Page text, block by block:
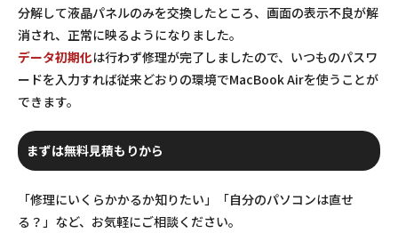
分解して液晶パネルのみを交換したところ、画面の表示不良が解
消され、正常に映るようになりました。
データ初期化は行わず修理が完了しましたので、いつものパスワ
ードを入力すれば従来どおりの環境でMacBook Airを使うことが
できます。
まずは無料見積もりから
「修理にいくらかかるか知りたい」「自分のパソコンは直せ
る？」など、お気軽にご相談ください。